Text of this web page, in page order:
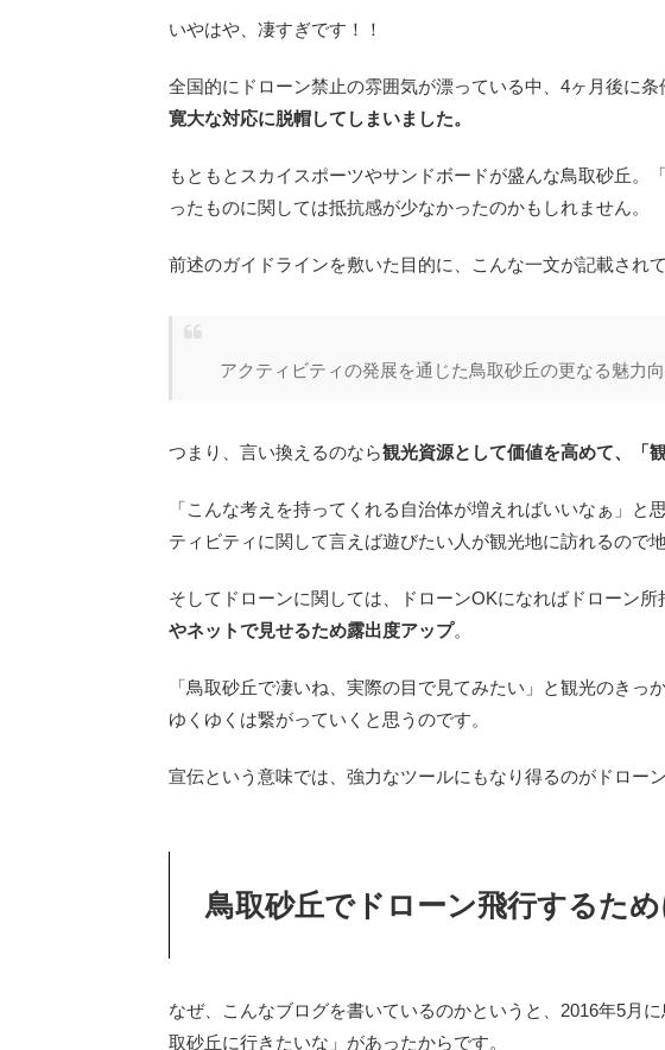
いやはや、凄すぎです！！
全国的にドローン禁止の雰囲気が漂っている中、4ヶ月後に条
寛大な対応に脱帽してしまいました。
もともとスカイスポーツやサンドボードが盛んな鳥取砂丘。
ったものに関しては抵抗感が少なかったのかもしれません。
前述のガイドラインを敷いた目的に、こんな一文が記載されて
アクティビティの発展を通じた鳥取砂丘の更なる魅力
つまり、言い換えるのなら観光資源として価値を高めて、「
「こんな考えを持ってくれる自治体が増えればいいなぁ」と
ティビティに関して言えば遊びたい人が観光地に訪れるので
そしてドローンに関しては、ドローンOKになればドローン
やネットで見せるため露出度アップ。
「鳥取砂丘で凄いね、実際の目で見てみたい」と観光のきっ
ゆくゆくは繋がっていくと思うのです。
宣伝という意味では、強力なツールにもなり得るのがドロー
鳥取砂丘でドローン飛行するため
なぜ、こんなブログを書いているのかというと、2016年5月
取砂丘に行きたいな」があったからです。